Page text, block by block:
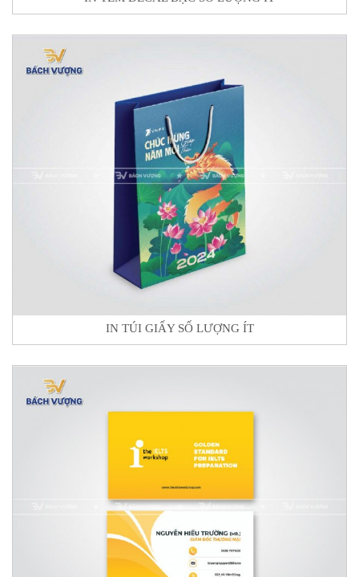
IN TÚI GIẤY SỐ LƯỢNG ÍT